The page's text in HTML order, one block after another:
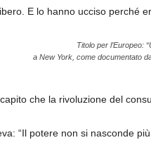
E lo hanno ucciso perché
Titolo per l’Europeo:
a New York, come documentato
che la rivoluzione del
“Il potere non si nasconde